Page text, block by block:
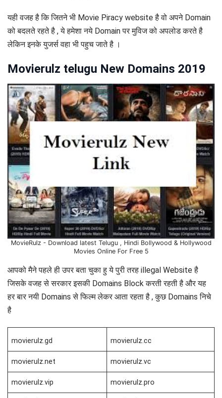
यही वजह है कि जितने भी Movie Piracy website है वो अपने Domain
को बदलते रहते है , ये हमेशा नये Domain पर मुविज को अपलोड करते है
लेकिन इनके युजर्स वहा भी पहुच जाते है ।
Movierulz telugu New Domains 2019
MovieRulz - Download latest Telugu , Hindi Bollywood & Hollywood
Movies Online For Free 5
आपको मैने पहले ही उपर बता चुका हु ये पुरी तरह illegal Website है
जिसके वजह से सरकार इसकी Domains Block करती रहती है और यह
हर बार नयी Domains से फिल्म लेकर आता रहता है , कुछ Domains निचे
है
movierulz.gd movierulz.cc
movierulz.net movierulz.vc
movierulz.vip movierulz.pro